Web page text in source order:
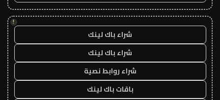
!
شراء باك لينك
شراء باك لينك
شراء روابط نصية
باقات باك لينك